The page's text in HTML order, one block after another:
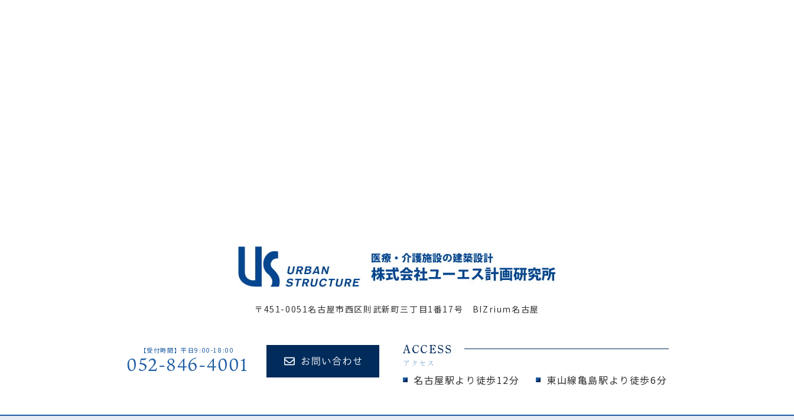
〒451-0051名古屋市西区則武新町三丁目1番17号 BIZrium名古屋
【受付時間】平日9:00-18:00
052-846-4001
ACCESS
アクセス
名古屋駅より徒歩12分 東山線亀島駅より徒歩6分